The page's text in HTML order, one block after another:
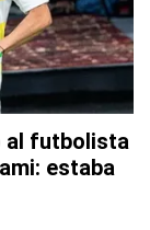
al futbolista
estaba